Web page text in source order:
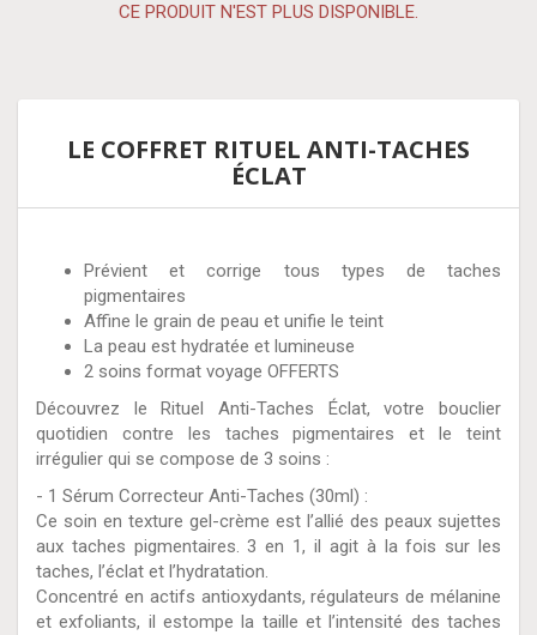
CE PRODUIT N'EST PLUS DISPONIBLE.
LE COFFRET RITUEL ANTI-TACHES
ÉCLAT
Prévient et corrige tous types de taches
pigmentaires
Affine le grain de peau et unifie le teint
La peau est hydratée et lumineuse
2 soins format voyage OFFERTS
Découvrez le Rituel Anti-Taches Éclat, votre bouclier
quotidien contre les taches pigmentaires et le teint
irrégulier qui se compose de 3 soins :
- 1 Sérum Correcteur Anti-Taches (30ml) :
Ce soin en texture gel-crème est l’allié des peaux sujettes
aux taches pigmentaires. 3 en 1, il agit à la fois sur les
taches, l’éclat et l’hydratation.
Concentré en actifs antioxydants, régulateurs de mélanine
et exfoliants, il estompe la taille et l’intensité des taches